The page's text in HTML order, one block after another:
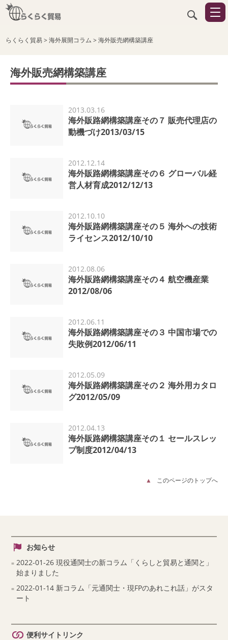
らくらく貿易>海外展開コラム >海外販売網構築講座
海外販売網構築講座
2013.03.16
海外販路網構築講座その７ 販売代理店の
動機づけ2013/03/15
2012.12.14
海外販路網構築講座その６ グローバル経
営人材育成2012/12/13
2012.10.10
海外販路網構築講座その５ 海外への技術
ライセンス2012/10/10
2012.08.06
海外販路網構築講座その４ 航空機産業
2012/08/06
2012.06.11
海外販路網構築講座その３ 中国市場での
失敗例2012/06/11
2012.05.09
海外販路網構築講座その２ 海外用カタロ
グ2012/05/09
2012.04.13
海外販路網構築講座その１ セールスレッ
プ制度2012/04/13
このページのトップへ
お知らせ
2022-01-26 現役通関士の新コラム「くらしと貿易と通関と」
始まりました
2022-01-14 新コラム「元通関士・現FPのあれこれ話」がスタ
ート
便利サイトリンク